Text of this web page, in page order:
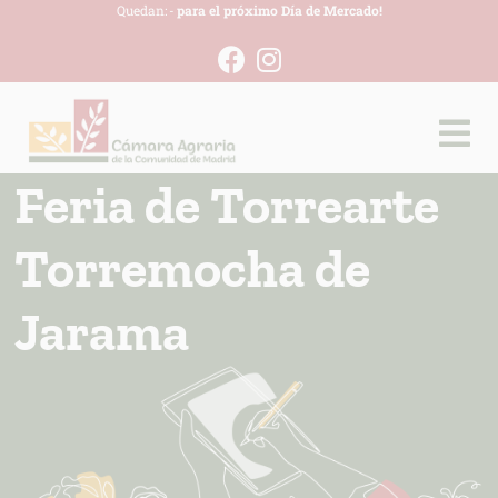
Quedan: -para el próximo Día de Mercado!
Feria de Torrearte
Torremocha de
Jarama